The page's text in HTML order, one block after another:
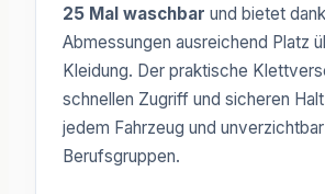
25 Mal waschbar und bietet
Abmessungen ausreichend Platz
Kleidung. Der praktische
schnellen Zugriff und sicheren
jedem Fahrzeug und
Berufsgruppen.